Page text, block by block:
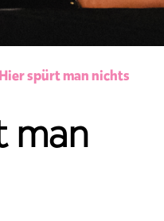
Hier spürt man nichts
man